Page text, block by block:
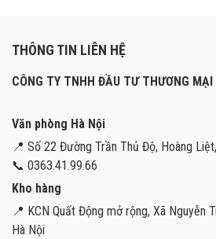
THÔNG TIN LIÊN HỆ
CÔNG TY TNHH ĐẦU TƯ THƯƠNG MẠI
Văn phòng Hà Nội
📍 Số 22 Đường Trần Thủ Độ, Hoàng
📞 0363.41.99.66
Kho hàng
📍 KCN Quất Động mở rộng, Xã Nguyễn
Hà Nội